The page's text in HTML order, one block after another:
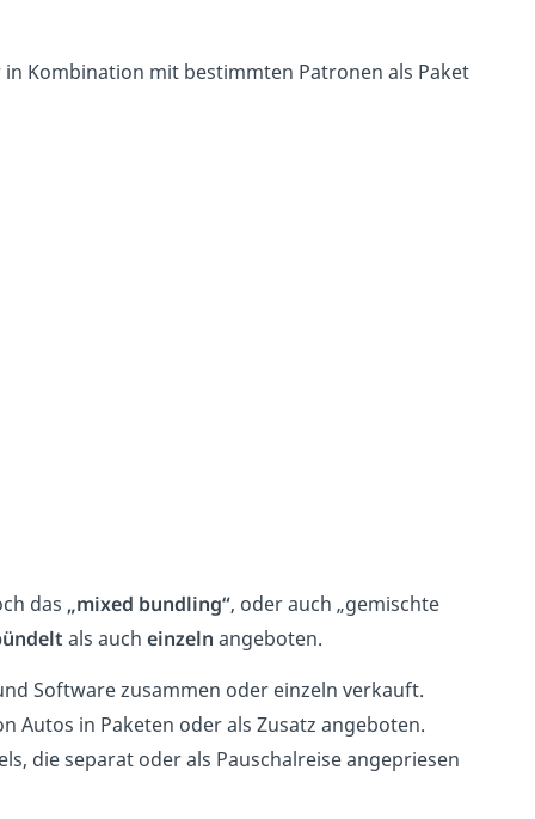
Kombination mit bestimmten Patronen als Paket
das „mixed bundling“, oder auch „gemischte
als auch einzeln angeboten.
Software zusammen oder einzeln verkauft.
Autos in Paketen oder als Zusatz angeboten.
die separat oder als Pauschalreise angepriesen